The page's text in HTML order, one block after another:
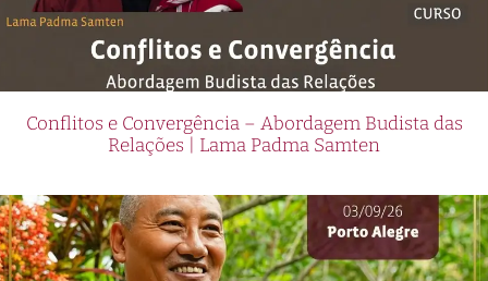
Conflitos e Convergência – Abordagem Budista das
Relações | Lama Padma Samten